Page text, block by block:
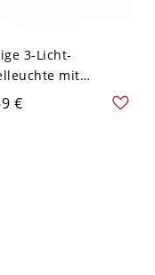
3-Licht-
mit
Glasballschirm,
Glüh- &
€